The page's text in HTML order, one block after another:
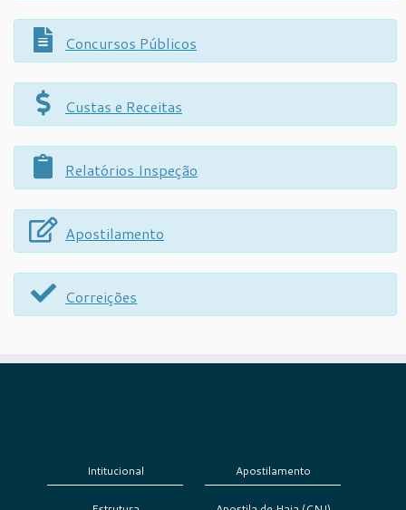
Concursos Públicos
Custas e Receitas
Relatórios Inspeção
Apostilamento
Correições
Intitucional Apostilamento